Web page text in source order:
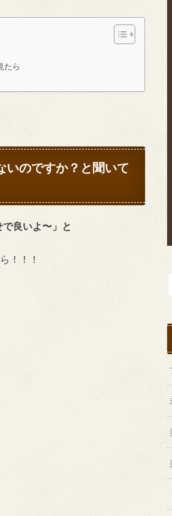
たら
いのですか？と聞いて
良いよ〜」と
！！！